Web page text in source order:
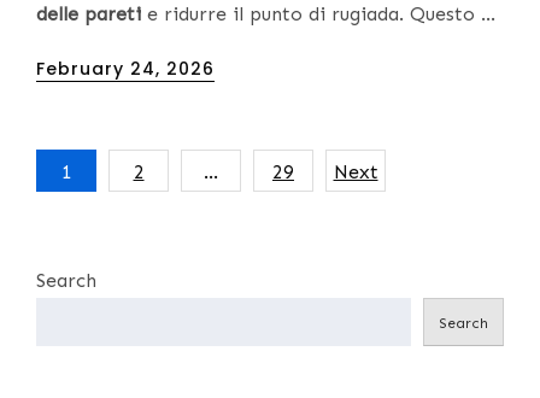
delle pareti e ridurre il punto di rugiada. Questo …
Posted
February 24, 2026
Posts
1 2 … 29 Next
Search
Search